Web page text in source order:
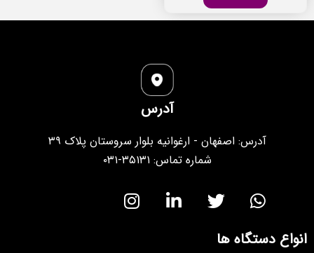
آدرس
آدرس: اصفهان - ارغوانیه بلوار سروستان پلاک ۳۹
شماره تماس: ۳۵۱۳۱-۰۳۱
انواع دستگاه ها